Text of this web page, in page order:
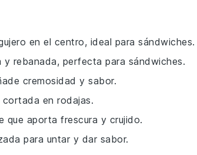
en el centro, ideal para sándwiches.
y rebanada, perfecta para sándwiches.
cremosidad y sabor.
en rodajas.
que aporta frescura y crujido.
para untar y dar sabor.